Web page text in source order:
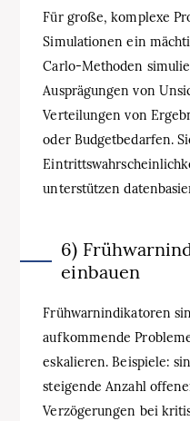
Für große, komplexe
Simulationen ein
Carlo-Methoden
Ausprägungen von
Verteilungen von
oder Budgetbedarfen.
unterstützen
6)
einbauen
Frühwarnindikatoren
aufkommende
eskalieren. Beispiele:
steigende Anzahl
Verzögerungen bei